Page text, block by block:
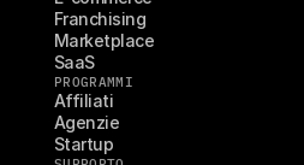
Franchising
Marketplace
SaaS
PROGRAMMI
Affiliati
Agenzie
Startup